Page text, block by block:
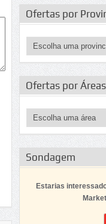
Ofertas por
Ofertas por
Sondagem
Estarias